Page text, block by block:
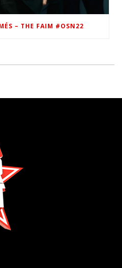
– THE FAIM #OSN22